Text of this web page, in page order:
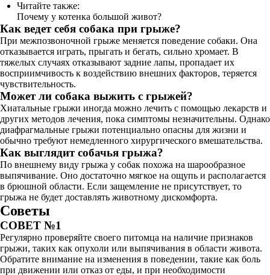
Читайте также:
Почему у котенка большой живот?
Как ведет себя собака при грыже?
При межпозвоночной грыже меняется поведение собаки. Она
отказывается играть, прыгать и бегать, сильно хромает. В
тяжелых случаях отказывают задние лапы, пропадает их
восприимчивость к воздействию внешних факторов, теряется
чувствительность.
Может ли собака выжить с грыжей?
Хиатальные грыжи иногда можно лечить с помощью лекарств и
других методов лечения, пока симптомы незначительны. Однако
диафрагмальные грыжи потенциально опасны для жизни и
обычно требуют немедленного хирургического вмешательства.
Как выглядит собачья грыжа?
По внешнему виду грыжа у собак похожа на шарообразное
выпячивание. Оно достаточно мягкое на ощупь и располагается
в брюшной области. Если защемление не присутствует, то
грыжа не будет доставлять животному дискомфорта.
Советы
СОВЕТ №1
Регулярно проверяйте своего питомца на наличие признаков
грыжи, таких как опухоли или выпячивания в области живота.
Обратите внимание на изменения в поведении, такие как боль
при движении или отказ от еды, и при необходимости